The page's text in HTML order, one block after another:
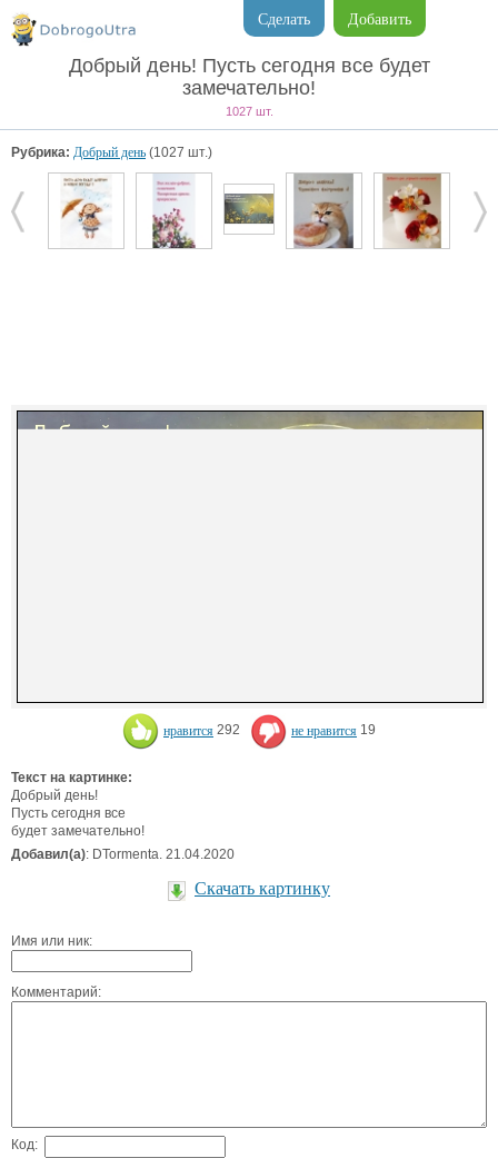
Добавить
Сделать
Добрый день! Пусть сегодня все будет
замечательно!
1027 шт.
Рубрика: Добрый день (1027 шт.)
нравится 292 не нравится 19
Текст на картинке:
Добрый день!
Пусть сегодня все
будет замечательно!
Добавил(а): DTormenta. 21.04.2020
Скачать картинку
Имя или ник:
Комментарий:
Код: